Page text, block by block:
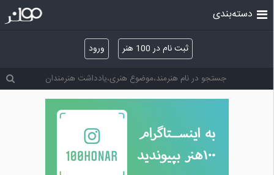
ثبت نام در 100 هنر ورود
دسته‌بندی